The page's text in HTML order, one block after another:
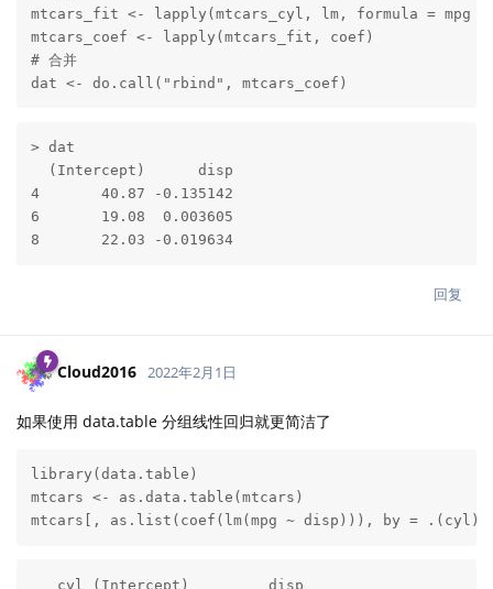
mtcars_fit <- lapply(mtcars_cyl, lm, formula = mpg
mtcars_coef <- lapply(mtcars_fit, coef)
# 合并
dat <- do.call("rbind", mtcars_coef)
> dat
  (Intercept)      disp
4       40.87 -0.135142
6       19.08  0.003605
8       22.03 -0.019634
回复
Cloud2016 2022年2月1日
如果使用 data.table 分组线性回归就更简洁了
library(data.table)
mtcars <- as.data.table(mtcars)
mtcars[, as.list(coef(lm(mpg ~ disp))), by = .(cyl)]
   cyl (Intercept)         disp